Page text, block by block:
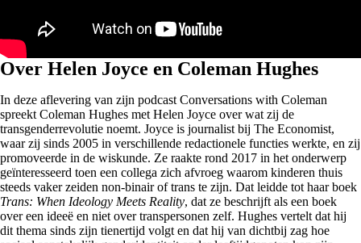
Over Helen Joyce en Coleman Hughes
In deze aflevering van zijn podcast Conversations with Coleman
spreekt Coleman Hughes met Helen Joyce over wat zij de
transgenderrevolutie noemt. Joyce is journalist bij The Economist,
waar zij sinds 2005 in verschillende redactionele functies werkte, en zij
promoveerde in de wiskunde. Ze raakte rond 2017 in het onderwerp
geïnteresseerd toen een collega zich afvroeg waarom kinderen thuis
steeds vaker zeiden non-binair of trans te zijn. Dat leidde tot haar boek
Trans: When Ideology Meets Reality, dat ze beschrijft als een boek
over een ideeë en niet over transpersonen zelf. Hughes vertelt dat hij
dit thema sinds zijn tienertijd volgt en dat hij van dichtbij zag hoe